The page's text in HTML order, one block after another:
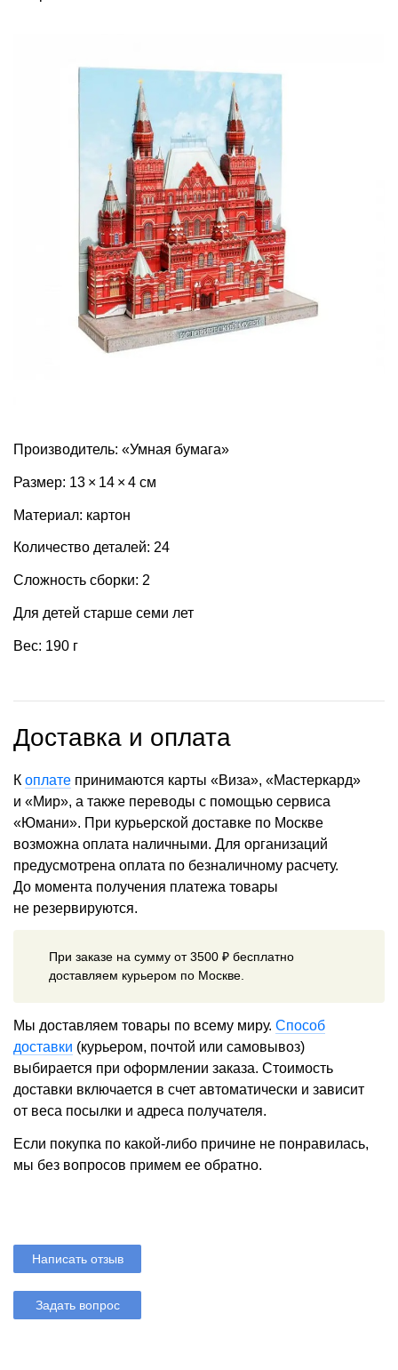
Производитель: «Умная бумага»
Размер: 13 × 14 × 4 см
Материал: картон
Количество деталей: 24
Сложность сборки: 2
Для детей старше семи лет
Вес: 190 г
Доставка и оплата
К оплате принимаются карты «Виза», «Мастеркард»
и «Мир», а также переводы с помощью сервиса
«Юмани». При курьерской доставке по Москве
возможна оплата наличными. Для организаций
предусмотрена оплата по безналичному расчету.
До момента получения платежа товары
не резервируются.
При заказе на сумму от 3500 ₽ бесплатно
доставляем курьером по Москве.
Мы доставляем товары по всему миру. Способ
доставки (курьером, почтой или самовывоз)
выбирается при оформлении заказа. Стоимость
доставки включается в счет автоматически и зависит
от веса посылки и адреса получателя.
Если покупка по какой-либо причине не понравилась,
мы без вопросов примем ее обратно.
Написать отзыв
Задать вопрос